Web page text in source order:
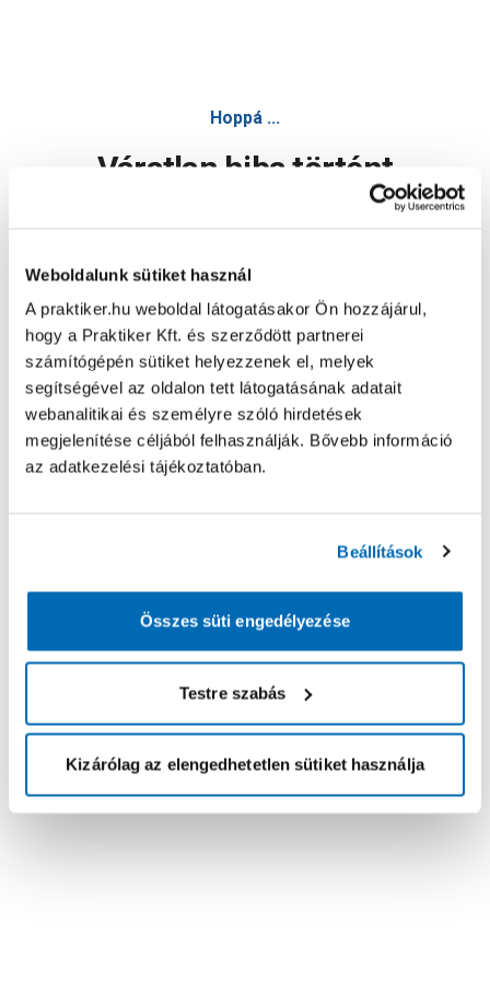
Weboldalunk sütiket használ
A praktiker.hu weboldal látogatásakor Ön hozzájárul,
hogy a Praktiker Kft. és szerződött partnerei
számítógépén sütiket helyezzenek el, melyek
segítségével az oldalon tett látogatásának adatait
webanalitikai és személyre szóló hirdetések
megjelenítése céljából felhasználják. Bővebb információ
az adatkezelési tájékoztatóban.
Beállítások
Összes süti engedélyezése
Testre szabás
Kizárólag az elengedhetetlen sütiket használja
Hoppá ...
Váratlan hiba történt
Oldal újratöltése